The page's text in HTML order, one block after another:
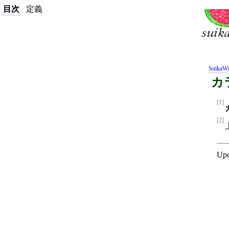
カ
[1]
[2]
目次 定義